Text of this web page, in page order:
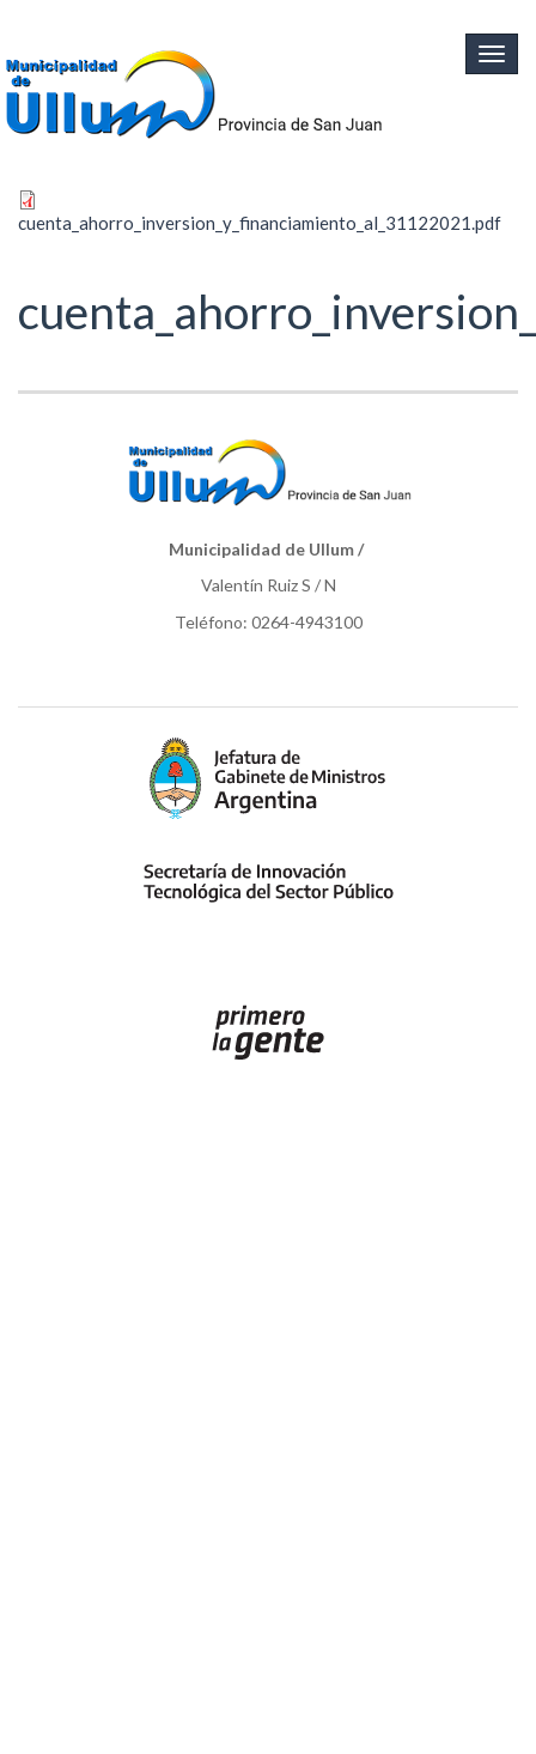
cuenta_ahorro_inversion_y_financiamiento_al_31122021.pdf
Municipalidad de Ullum /
Valentín Ruiz S / N
Teléfono: 0264-4943100